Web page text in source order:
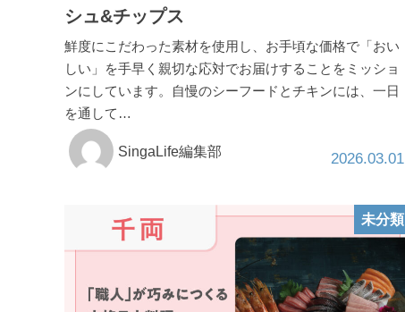
シュ&チップス
鮮度にこだわった素材を使用し、お手頃な価格で「おい
しい」を手早く親切な応対でお届けすることをミッショ
ンにしています。自慢のシーフードとチキンには、一日
を通して…
SingaLife編集部 2026.03.01
未分類